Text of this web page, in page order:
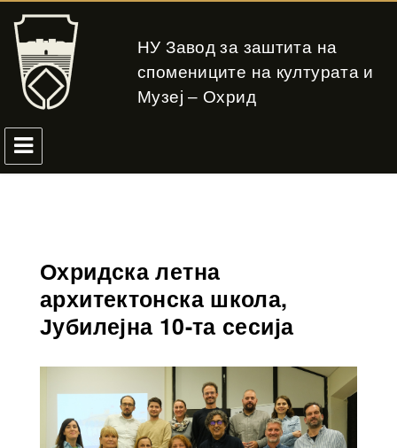
НУ Завод за заштита на
спомениците на културата и
Музеј – Охрид
Охридска летна
архитектонска школа,
Јубилејна 10-та сесија